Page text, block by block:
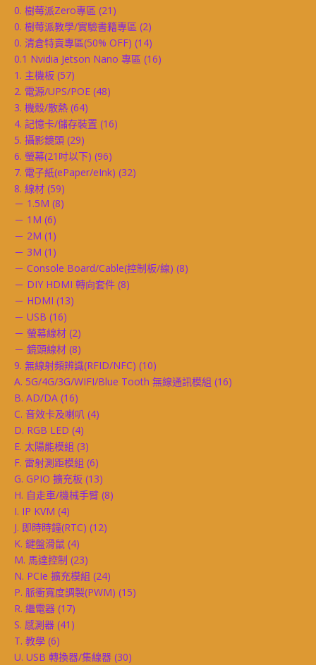
0. 樹莓派Zero專區 (21)
0. 樹莓派教學/實驗書籍專區 (2)
0. 清倉特賣專區(50% OFF) (14)
0.1 Nvidia Jetson Nano 專區 (16)
1. 主機板 (57)
2. 電源/UPS/POE (48)
3. 機殼/散熱 (64)
4. 記憶卡/儲存裝置 (16)
5. 攝影鏡頭 (29)
6. 螢幕(21吋以下) (96)
7. 電子紙(ePaper/eInk) (32)
8. 線材 (59)
－ 1.5M (8)
－ 1M (6)
－ 2M (1)
－ 3M (1)
－ Console Board/Cable(控制板/線) (8)
－ DIY HDMI 轉向套件 (8)
－ HDMI (13)
－ USB (16)
－ 螢幕線材 (2)
－ 鏡頭線材 (8)
9. 無線射頻辨識(RFID/NFC) (10)
A. 5G/4G/3G/WIFI/Blue Tooth 無線通訊模組 (16)
B. AD/DA (16)
C. 音效卡及喇叭 (4)
D. RGB LED (4)
E. 太陽能模組 (3)
F. 雷射測距模組 (6)
G. GPIO 擴充板 (13)
H. 自走車/機械手臂 (8)
I. IP KVM (4)
J. 即時時鐘(RTC) (12)
K. 鍵盤滑鼠 (4)
M. 馬達控制 (23)
N. PCIe 擴充模組 (24)
P. 脈衝寬度調製(PWM) (15)
R. 繼電器 (17)
S. 感測器 (41)
T. 教學 (6)
U. USB 轉換器/集線器 (30)